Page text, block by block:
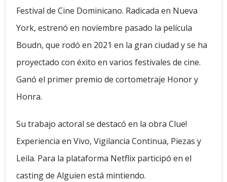
Festival de Cine Dominicano. Radicada en Nueva
York, estrenó en noviembre pasado la película
Boudn, que rodó en 2021 en la gran ciudad y se ha
proyectado con éxito en varios festivales de cine.
Ganó el primer premio de cortometraje Honor y
Honra.
Su trabajo actoral se destacó en la obra Clue!
Experiencia en Vivo, Vigilancia Continua, Piezas y
Leila. Para la plataforma Netflix participó en el
casting de Alguien está mintiendo.